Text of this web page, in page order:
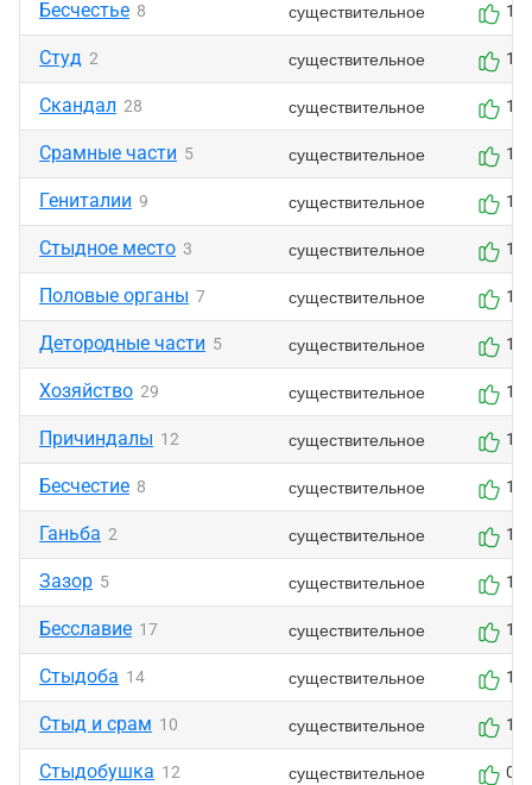
Бесчестье 8 существительное 1
Студ 2 существительное 1
Скандал 28 существительное 1
Срамные части 5 существительное 1
Гениталии 9 существительное 1
Стыдное место 3 существительное 1
Половые органы 7 существительное 1
Детородные части 5 существительное 1
Хозяйство 29 существительное 1
Причиндалы 12 существительное 1
Бесчестие 8 существительное 1
Ганьба 2 существительное 1
Зазор 5 существительное 1
Бесславие 17 существительное 1
Стыдоба 14 существительное 1
Стыд и срам 10 существительное 1
Стыдобушка 12 существительное 0